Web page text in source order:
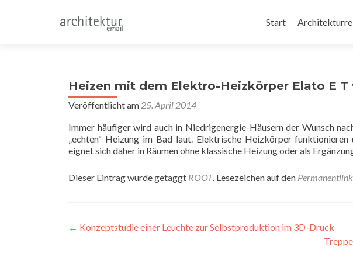
Inhalt
Start
Heizen mit dem Elektro-Heizkörper Elato E T
Veröffentlicht am 25. April 2014
Immer häufiger wird auch in Niedrigenergie-Häusern der Wunsch
„echten“ Heizung im Bad laut. Elektrische Heizkörper
eignet sich daher in Räumen ohne klassische Heizung oder als
Dieser Eintrag wurde getaggt ROOT. Lesezeichen auf den Permanentlink
Beitragsnavigation
← Konzeptstudie einer Leuchte zur Selbstproduktion im 3D-Druck